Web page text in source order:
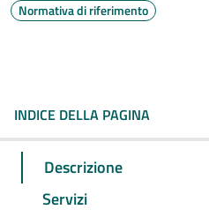
Normativa di riferimento
INDICE DELLA PAGINA
Descrizione
Servizi